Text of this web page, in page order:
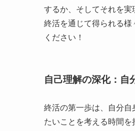
するか、そしてそれを実
終活を通じて得られる
ください！
自己理解の深化：自
終活の第一歩は、自分自
たいことを考える時間